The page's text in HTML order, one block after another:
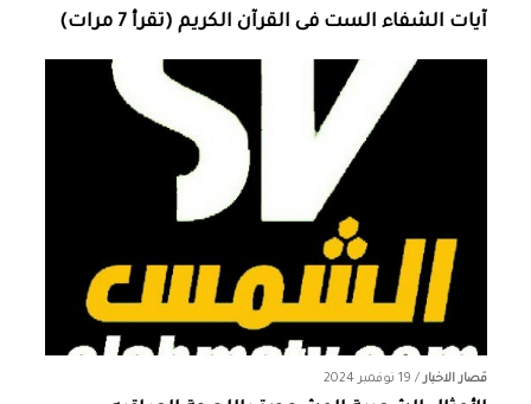
آيات الشفاء الست فى القرآن الكريم (تقرأ 7 مرات)
قصار الاخبار/ 19 نوفمبر 2024